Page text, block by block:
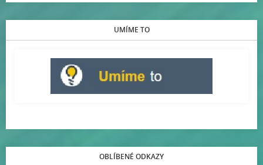
UMÍME TO
OBLÍBENÉ ODKAZY